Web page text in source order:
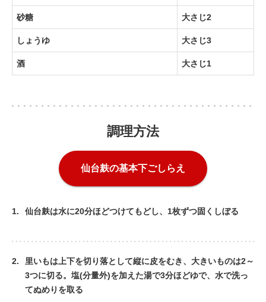
砂糖 大さじ2
しょうゆ 大さじ3
酒 大さじ1
調理方法
仙台麸の基本下ごしらえ
1. 仙台麸は水に20分ほどつけてもどし、1枚ずつ固くしぼる
2.
里いもは上下を切り落として縦に皮をむき、大きいものは2～
3つに切る。塩(分量外)を加えた湯で3分ほどゆで、水で洗っ
てぬめりを取る